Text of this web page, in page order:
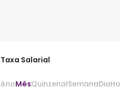
Taxa Salarial
AnoMêsQuinzenalSemanaDia